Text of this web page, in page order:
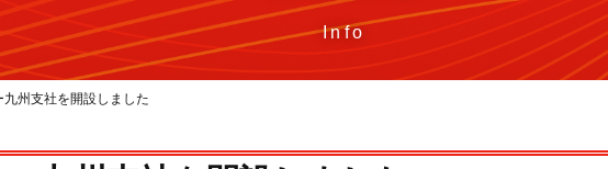
州支社を開設しました